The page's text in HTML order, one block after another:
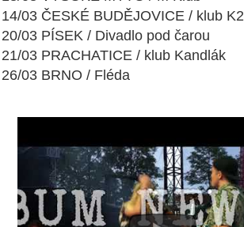
14/03 ČESKÉ BUDĚJOVICE / klub K2
20/03 PÍSEK / Divadlo pod čarou
21/03 PRACHATICE / klub Kandlák
26/03 BRNO / Fléda